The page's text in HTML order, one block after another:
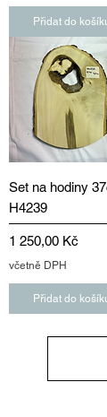
Přidat do
Set na hodiny
H4239
Cena
1 250,00 Kč
včetně DPH
Přidat do